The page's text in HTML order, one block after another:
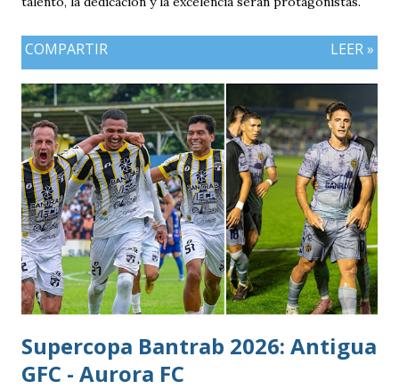
COMPARTIR LEER »
Supercopa Bantrab 2026: Antigua
GFC - Aurora FC